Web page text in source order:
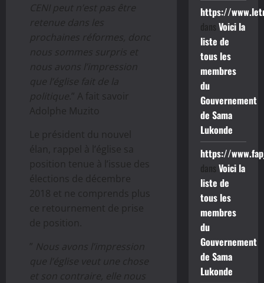
CENI peut n’est pas être
retenue dans les
prochaines réformes, donc
nous sommes surpris et
nous avons l’impression
que l’église fait de la
politique .” A fait savoir
Adolphe Muzito
Le président du nouvel
élan, rappel à l’église sa
position tenue à l’issue des
élections de décembre
2018 et ne comprends plus
ce retournement de prise
de position.
” Nous avons l’impression
que l’église veut une chose
et son contraire, elle nous
https://
dans Voici la
liste de
tous les
membres
du
Gouvernement
de Sama
Lukonde
https://
dans Voici la
liste de
tous les
membres
du
Gouvernement
de Sama
Lukonde